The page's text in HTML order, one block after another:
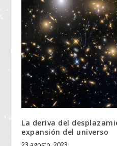
La deriva del
expansión del universo